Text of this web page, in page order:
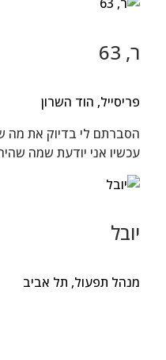
ר, 63
פריסייל, הוד השרון
הסברתם לי בדיוק את מה
עכשיו אני יודעת שמה
יובל
מנהל תפעול, תל אביב